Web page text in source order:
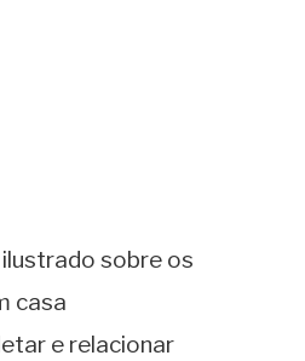
sobre os
casa
e relacionar